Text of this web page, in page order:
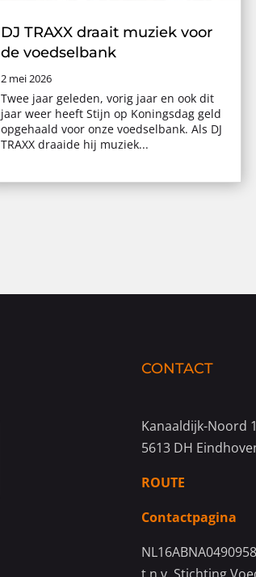
DJ TRAXX draait muziek voor
de voedselbank
2 mei 2026
Twee jaar geleden, vorig jaar en ook dit
jaar weer heeft Stijn op Koningsdag geld
opgehaald voor onze voedselbank. Als DJ
TRAXX draaide hij muziek...
CONTACT
Kanaaldijk-Noord
5613 DH
ROUTE
Contactpagina